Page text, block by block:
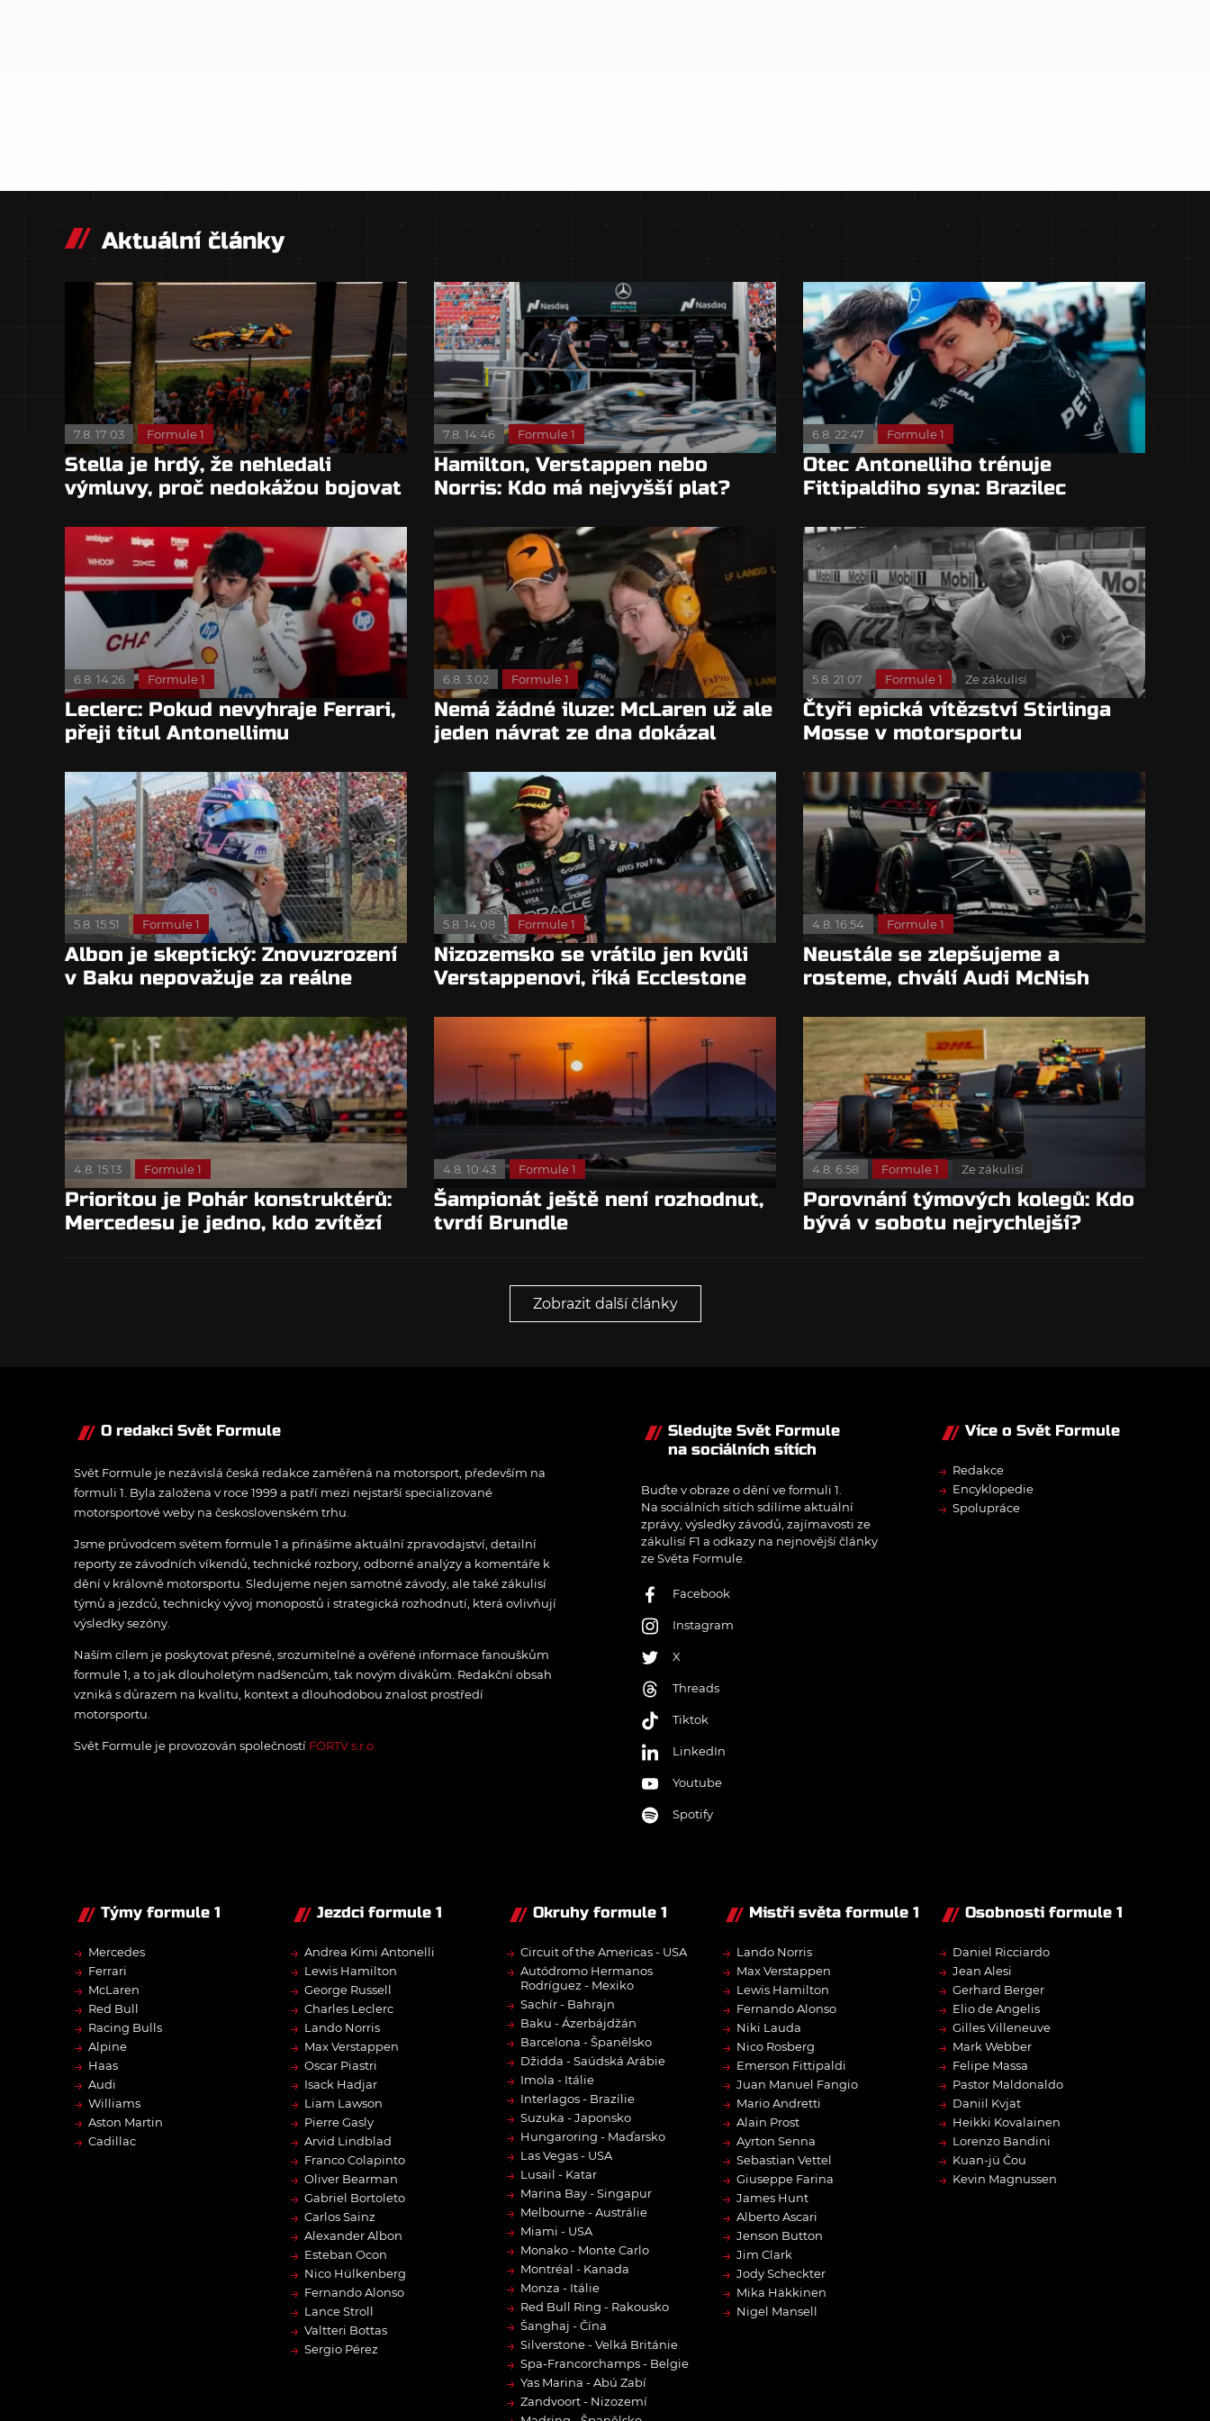
Aktuální články
7.8. 17:03 Formule 1
Stella je hrdý, že nehledali
výmluvy, proč nedokážou bojovat
7.8. 14:46 Formule 1
Hamilton, Verstappen nebo
Norris: Kdo má nejvyšší plat?
6.8. 22:47 Formule 1
Otec Antonelliho trénuje
Fittipaldiho syna: Brazilec
6.8. 14:26 Formule 1
Leclerc: Pokud nevyhraje Ferrari,
přeji titul Antonellimu
6.8. 3:02 Formule 1
Nemá žádné iluze: McLaren už ale
jeden návrat ze dna dokázal
5.8. 21:07 Formule 1 Ze zákulisí
Čtyři epická vítězství Stirlinga
Mosse v motorsportu
5.8. 15:51 Formule 1
Albon je skeptický: Znovuzrození
v Baku nepovažuje za reálne
5.8. 14:08 Formule 1
Nizozemsko se vrátilo jen kvůli
Verstappenovi, říká Ecclestone
4.8. 16:54 Formule 1
Neustále se zlepšujeme a
rosteme, chválí Audi McNish
4.8. 15:13 Formule 1
Prioritou je Pohár konstruktérů:
Mercedesu je jedno, kdo zvítězí
4.8. 10:43 Formule 1
Šampionát ještě není rozhodnut,
tvrdí Brundle
4.8. 6:58 Formule 1 Ze zákulisí
Porovnání týmových kolegů: Kdo
bývá v sobotu nejrychlejší?
Zobrazit další články
O redakci Svět Formule
Svět Formule je nezávislá česká redakce zaměřená na motorsport, především na
formuli 1. Byla založena v roce 1999 a patří mezi nejstarší specializované
motorsportové weby na československém trhu.
Jsme průvodcem světem formule 1 a přinášíme aktuální zpravodajství, detailní
reporty ze závodních víkendů, technické rozbory, odborné analýzy a komentáře k
dění v královně motorsportu. Sledujeme nejen samotné závody, ale také zákulisí
týmů a jezdců, technický vývoj monopostů i strategická rozhodnutí, která ovlivňují
výsledky sezóny.
Naším cílem je poskytovat přesné, srozumitelné a ověřené informace fanouškům
formule 1, a to jak dlouholetým nadšencům, tak novým divákům. Redakční obsah
vzniká s důrazem na kvalitu, kontext a dlouhodobou znalost prostředí
motorsportu.
Svět Formule je provozován společností FORTV s.r.o.
Sledujte Svět Formule
na sociálních sítích
Buďte v obraze o dění ve formuli 1.
Na sociálních sítích sdílíme aktuální
zprávy, výsledky závodů, zajímavosti ze
zákulisí F1 a odkazy na nejnovější články
ze Světa Formule.
Facebook
Instagram
X
Threads
Tiktok
LinkedIn
Youtube
Spotify
Více o Svět Formule
→ Redakce
→ Encyklopedie
→ Spolupráce
Týmy formule 1
→ Mercedes
→ Ferrari
→ McLaren
→ Red Bull
→ Racing Bulls
→ Alpine
→ Haas
→ Audi
→ Williams
→ Aston Martin
→ Cadillac
Jezdci formule 1
→ Andrea Kimi Antonelli
→ Lewis Hamilton
→ George Russell
→ Charles Leclerc
→ Lando Norris
→ Max Verstappen
→ Oscar Piastri
→ Isack Hadjar
→ Liam Lawson
→ Pierre Gasly
→ Arvid Lindblad
→ Franco Colapinto
→ Oliver Bearman
→ Gabriel Bortoleto
→ Carlos Sainz
→ Alexander Albon
→ Esteban Ocon
→ Nico Hülkenberg
→ Fernando Alonso
→ Lance Stroll
→ Valtteri Bottas
→ Sergio Pérez
Okruhy formule 1
→ Circuit of the Americas - USA
→ Autódromo Hermanos
Rodríguez - Mexiko
→ Sachír - Bahrajn
→ Baku - Ázerbájdžán
→ Barcelona - Španělsko
→ Džidda - Saúdská Arábie
→ Imola - Itálie
→ Interlagos - Brazílie
→ Suzuka - Japonsko
→ Hungaroring - Maďarsko
→ Las Vegas - USA
→ Lusail - Katar
→ Marina Bay - Singapur
→ Melbourne - Austrálie
→ Miami - USA
→ Monako - Monte Carlo
→ Montréal - Kanada
→ Monza - Itálie
→ Red Bull Ring - Rakousko
→ Šanghaj - Čína
→ Silverstone - Velká Británie
→ Spa-Francorchamps - Belgie
→ Yas Marina - Abú Zabí
→ Zandvoort - Nizozemí
Mistři světa formule 1
→ Lando Norris
→ Max Verstappen
→ Lewis Hamilton
→ Fernando Alonso
→ Niki Lauda
→ Nico Rosberg
→ Emerson Fittipaldi
→ Juan Manuel Fangio
→ Mario Andretti
→ Alain Prost
→ Ayrton Senna
→ Sebastian Vettel
→ Giuseppe Farina
→ James Hunt
→ Alberto Ascari
→ Jenson Button
→ Jim Clark
→ Jody Scheckter
→ Mika Häkkinen
→ Nigel Mansell
Osobnosti formule 1
→ Daniel Ricciardo
→ Jean Alesi
→ Gerhard Berger
→ Elio de Angelis
→ Gilles Villeneuve
→ Mark Webber
→ Felipe Massa
→ Pastor Maldonaldo
→ Daniil Kvjat
→ Heikki Kovalainen
→ Lorenzo Bandini
→ Kuan-jü Čou
→ Kevin Magnussen